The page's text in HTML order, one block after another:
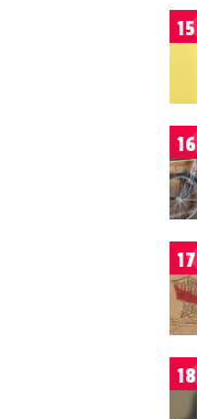
15
16
17
18